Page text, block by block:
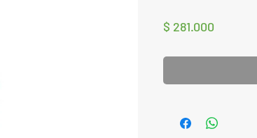
$ 281.000